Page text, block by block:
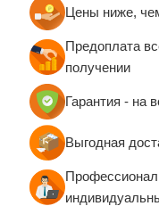
Цены ниже,
Предоплата
получении
Гарантия - на
Выгодная